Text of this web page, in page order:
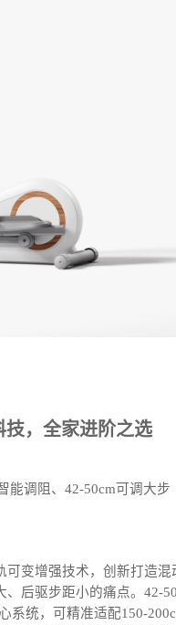
，全家进阶之选
能调阻、42-50cm可调大步
可变增强技术，创新打造混
后驱步距小的痛点。42-
系统，可精准适配150-